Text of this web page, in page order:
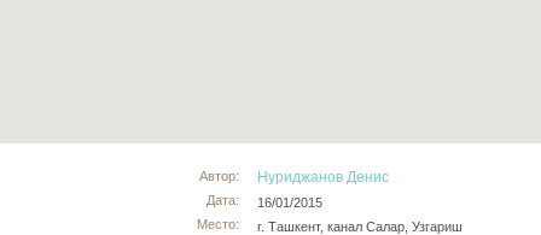
Автор:
Дата:
Место:
Нуриджанов Денис
16/01/2015
г. Ташкент, канал Салар, Узгариш